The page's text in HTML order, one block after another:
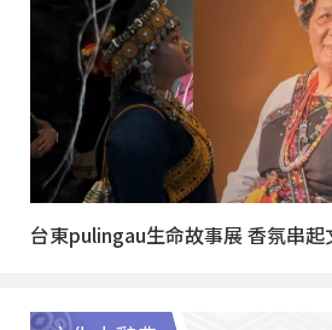
台東pulingau生命故事展 香氛串起